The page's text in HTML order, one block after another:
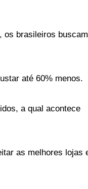
os brasileiros
até 60% menos.
a qual acontece
as melhores lojas